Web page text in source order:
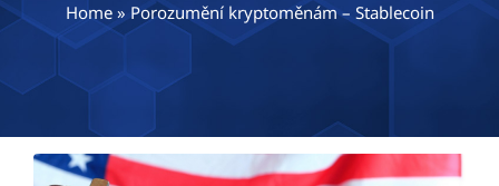
Home» Porozumění kryptoměnám – Stablecoin